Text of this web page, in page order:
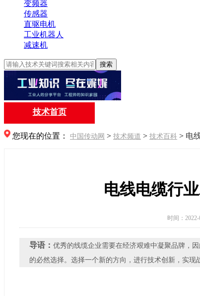
变频器
传感器
直驱电机
工业机器人
减速机
搜索
技术首页
您现在的位置： 中国传动网 > 技术频道 > 技术百科 > 电
电线电缆行
时间：2022-
导语： 优秀的线缆企业需要在经济艰难中凝聚品牌，
的必然选择。选择一个新的方向，进行技术创新，实现